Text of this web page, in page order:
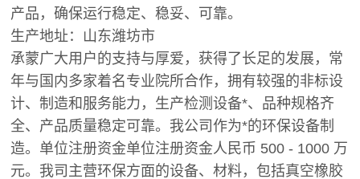
产品，确保运行稳定、稳妥、可靠。
生产地址：山东潍坊市
承蒙广大用户的支持与厚爱，获得了长足的发展，常
年与国内多家着名专业院所合作，拥有较强的非标设
计、制造和服务能力，生产检测设备*、品种规格齐
全、产品质量稳定可靠。我公司作为*的环保设备制
造。单位注册资金单位注册资金人民币 500 - 1000 万
元。我司主营环保方面的设备、材料，包括真空橡胶